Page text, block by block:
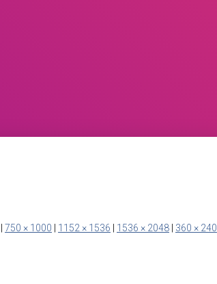
750 × 1000 1152 × 1536 1536 × 2048 360 × 240